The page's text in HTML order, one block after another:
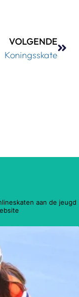
VOLGENDE
Koningsskate
aan de jeugd